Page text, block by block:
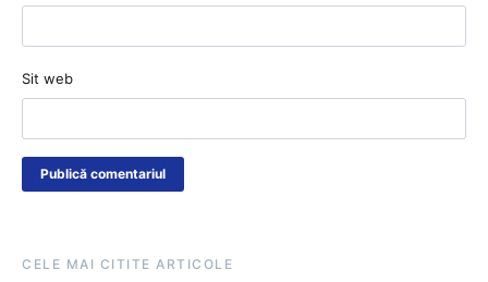
Sit web
CELE MAI CITITE ARTICOLE